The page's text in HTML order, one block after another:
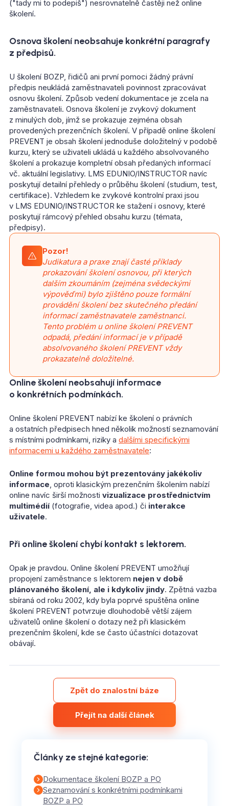
("tady mi to podepiš") nesrovnatelně častěji než online
školení.
Osnova školení neobsahuje konkrétní paragrafy
z předpisů.
U školení BOZP, řidičů ani první pomoci žádný právní
předpis neukládá zaměstnavateli povinnost zpracovávat
osnovu školení. Způsob vedení dokumentace je zcela na
zaměstnavateli. Osnova školení je zvykový dokument
z minulých dob, jímž se prokazuje zejména obsah
provedených prezenčních školení. V případě online školení
PREVENT je obsah školení jednoduše doložitelný v podobě
kurzu, který se uživateli ukládá u každého absolvovaného
školení a prokazuje kompletní obsah předaných informací
vč. aktuální legislativy. LMS EDUNIO/INSTRUCTOR navíc
poskytují detailní přehledy o průběhu školení (studium, test,
certifikace). Vzhledem ke zvykové kontrolní praxi jsou
v LMS EDUNIO/INSTRUCTOR ke stažení i osnovy, které
poskytují rámcový přehled obsahu kurzu (témata,
předpisy).
Pozor!
Judikatura a praxe znají časté příklady
prokazování školení osnovou, při kterých
dalším zkoumáním (zejména svědeckými
výpověďmi) bylo zjištěno pouze formální
provádění školení bez skutečného předání
informací zaměstnavatele zaměstnanci.
Tento problém u online školení PREVENT
odpadá, předání informací je v případě
absolvovaného školení PREVENT vždy
prokazatelně doložitelné.
Online školení neobsahují informace
o konkrétních podmínkách.
Online školení PREVENT nabízí ke školení o právních
a ostatních předpisech hned několik možností seznamování
s místními podmínkami, riziky a dalšími specifickými
informacemi u každého zaměstnavatele:
Online formou mohou být prezentovány jakékoliv
informace, oproti klasickým prezenčním školením nabízí
online navíc širší možnosti vizualizace prostřednictvím
multimédií (fotografie, videa apod.) či interakce
uživatele.
Při online školení chybí kontakt s lektorem.
Opak je pravdou. Online školení PREVENT umožňují
propojení zaměstnance s lektorem nejen v době
plánovaného školení, ale i kdykoliv jindy. Zpětná vazba
sbíraná od roku 2002, kdy byla poprvé spuštěna online
školení PREVENT potvrzuje dlouhodobě větší zájem
uživatelů online školení o dotazy než při klasickém
prezenčním školení, kde se často účastníci dotazovat
obávají.
Zpět do znalostní báze
Přejít na další článek
Články ze stejné kategorie:
Dokumentace školení BOZP a PO
Seznamování s konkrétními podmínkami
BOZP a PO